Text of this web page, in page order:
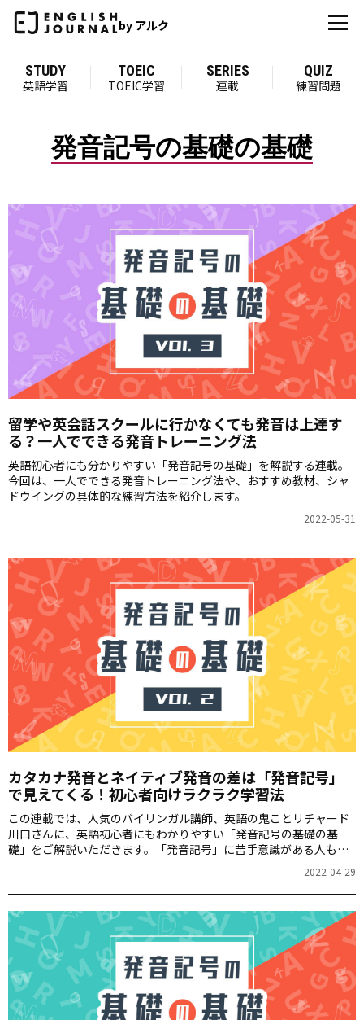
by アルク
STUDY
英語学習
TOEIC
TOEIC学習
SERIES
連載
QUIZ
練習問題
発音記号の基礎の基礎
留学や英会話スクールに行かなくても発音は上達す
る？一人でできる発音トレーニング法
英語初心者にも分かりやすい「発音記号の基礎」を解説する連載。
今回は、一人でできる発音トレーニング法や、おすすめ教材、シャ
ドウイングの具体的な練習方法を紹介します。
2022-05-31
カタカナ発音とネイティブ発音の差は「発音記号」
で見えてくる！初心者向けラクラク学習法
この連載では、人気のバイリンガル講師、英語の鬼ことリチャード
川口さんに、英語初心者にもわかりやすい「発音記号の基礎の基
礎」をご解説いただきます。「発音記号」に苦手意識がある人も大
2022-04-29